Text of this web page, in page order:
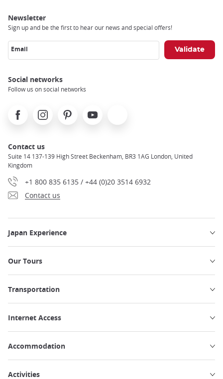
Newsletter
Sign up and be the first to hear our news and special offers!
Email
Social networks
Follow us on social networks
FacebookInstagramPinterest Youtube
Contact us
Suite 14 137-139 High Street Beckenham, BR3 1AG London, United
Kingdom
+1 800 835 6135 / +44 (0)20 3514 6932
Contact us
Japan Experience
Our Tours
Transportation
Internet Access
Accommodation
Activities